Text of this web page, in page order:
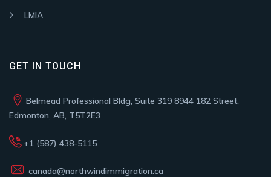
LMIA
GET IN TOUCH
Belmead Professional Bldg, Suite 319 8944 182 Street,
Edmonton, AB, T5T2E3
+1 (587) 438-5115
canada@northwindimmigration.ca